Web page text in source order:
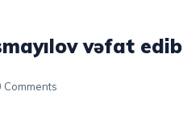
vəfat edib
Comments